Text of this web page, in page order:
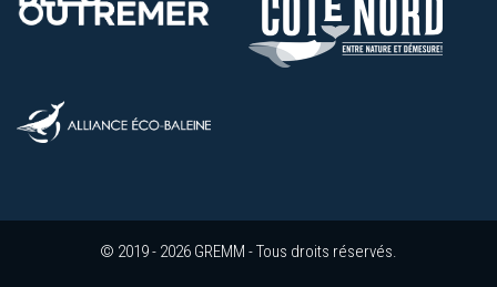
© 2019 - 2026 GREMM - Tous droits réservés.